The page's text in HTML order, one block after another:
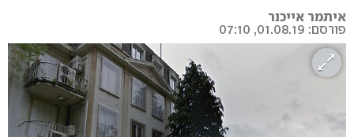
איתמר אייכנר
פורסם: 01.08.19, 07:10